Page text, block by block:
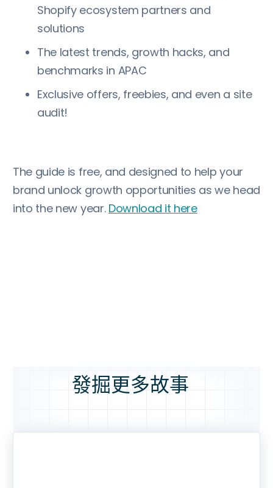
Shopify ecosystem partners and
solutions
The latest trends, growth hacks, and
benchmarks in APAC
Exclusive offers, freebies, and even a site
audit!
The guide is free, and designed to help your
brand unlock growth opportunities as we head
into the new year. Download it here
發掘更多故事